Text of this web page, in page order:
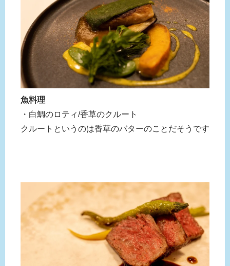
魚料理
・白鯛のロティ/香草のクルート
クルートというのは香草のバターのことだそうです